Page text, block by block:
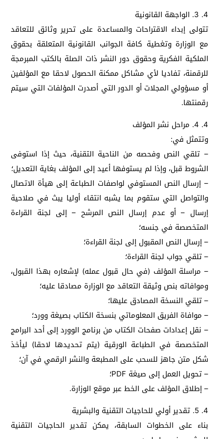
4. 3. الواجهة القانونية
تتولى إبداء الاقتراحات والمساعدة على تحرير وثائق للتعاقد
مع الوزارة وتغطية كافة الجوانب القانونية المتعلقة بحقوق
الملكية الفكرية وحقوق دور النشر ذات الصلة بالكتب المبرمجة
للرقمنة، تفاديا لأي مشاكل ممكنة الحصول لاحقا مع المؤلفين
أو مسؤولي المجلات أو الدور التي أصدرت المؤلفات التي سيتم
رقمنتها.
4. 4. مراحل نشر المؤلف
وتتمثل في:
– تلقي النص وفحصه من الناحية التقنية، حيث إذا استوفى
الشروط قبل، وإذا لم يستوفها أعيد إلى المؤلف بغاية التعديل؛
– إرسال النص المستوفي لواصفات الطباعة إلى هيأة الاتصال
والتواصل التي ستقوم بما يشبه انتقاء أوليا يبث في صلاحية
إرسال – أو عدم إرسال النص المرشح – إلى لجنة القراءة
المتخصصة في جنسه؛
– إرسال النص المقبول إلى لجنة القراءة؛
– تلقي جواب لجنة القراءة؛
– مراسلة المؤلف (في حال قبول عمله) لإشعاره بهذا القبول،
وموافاته بنص وثيقة التعاقد مع الوزارة مصادقا عليه؛
– تلقي النسخة المصادق عليها؛
– موافاة الفريق المعلوماتي بنسخة الكتاب بصيغة وورد؛
– نقل إعدادات صفحات الكتاب من برنامج الوورد إلى أحد البرامج
المتخصصة في الطباعة الورقية (يتم تحديدها لاحقا) ليأخذ
شكل متن جاهز للسحب على المطبعة والنشر الرقمي في آن؛
– تحويل العمل إلى صيغة PDF؛
– إطلاق المؤلف على الخط عبر موقع الوزارة.
4. 5. تقدير أولي للحاجيات التقنية والبشرية
بناء على الخطوات السابقة، يمكن تقدير الحاجيات التقنية